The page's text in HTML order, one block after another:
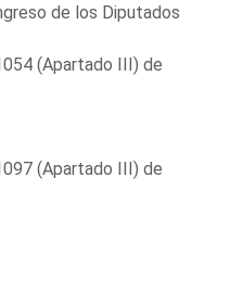
de los Diputados
(Apartado III) de
(Apartado III) de